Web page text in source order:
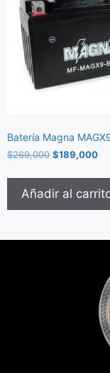
Batería Magna
$269,000 $189,000
Añadir al